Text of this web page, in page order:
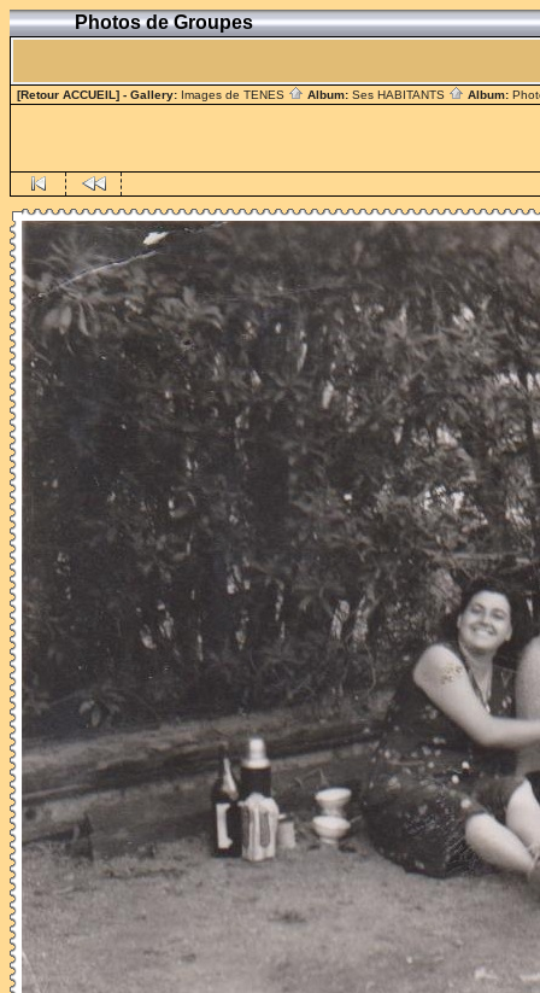
Photos de Groupes
[Retour ACCUEIL] - Gallery: Images de TENES Album: Ses HABITANTS Album: